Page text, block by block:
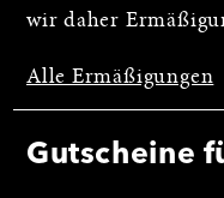
wir daher
Alle Ermäßigungen
Gutscheine